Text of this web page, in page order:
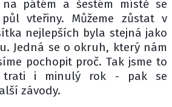
pátém a šestém místě se
vteřiny. Můžeme zůstat v
nejlepších byla stejná jako
Jedná se o okruh, který nám
pochopit proč. Tak jsme to
i minulý rok - pak se
závody.